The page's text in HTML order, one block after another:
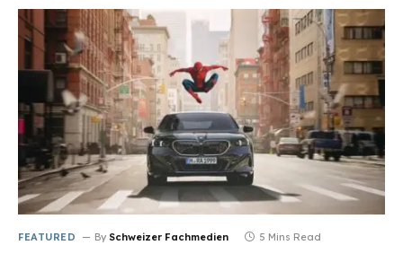
FEATURED By Schweizer Fachmedien 5 Mins Read